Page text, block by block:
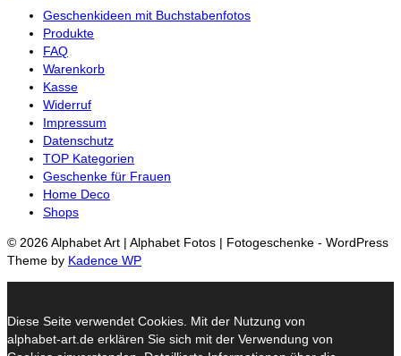
Geschenkideen mit Buchstabenfotos
Produkte
FAQ
Warenkorb
Kasse
Widerruf
Impressum
Datenschutz
TOP Kategorien
Geschenke für Frauen
Home Deco
Shops
© 2026 Alphabet Art | Alphabet Fotos | Fotogeschenke - WordPress
Theme by Kadence WP
Diese Seite verwendet Cookies. Mit der Nutzung von
alphabet-art.de erklären Sie sich mit der Verwendung von